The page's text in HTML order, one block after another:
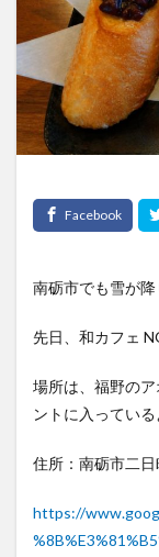
南砺市でも雪が降
先日、和カフェ
場所は、福野の
ントに入っている
住所：南砺市二日
https://